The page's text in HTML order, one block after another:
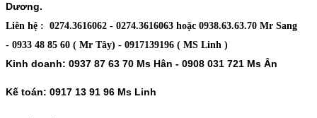
Dương.
Liên hệ : 0274.3616062 - 0274.3616063 hoặc 0938.63.63.70 Mr Sang
- 0933 48 85 60 ( Mr Tây) - 0917139196 ( MS Linh )
Kinh doanh: 0937 87 63 70 Ms Hân - 0908 031 721 Ms Ân
Kế toán: 0917 13 91 96 Ms Linh